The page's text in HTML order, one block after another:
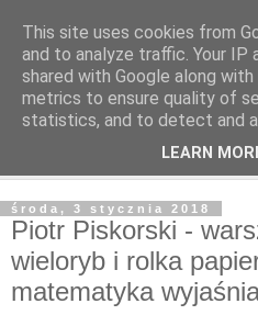
środa, 3 stycznia 2018
Piotr Piskorski -
wieloryb i rolka
matematyka
This site uses cookies from
and to analyze traffic. Your IP
shared with Google along
metrics to ensure quality of
statistics, and to detect and
LEARN